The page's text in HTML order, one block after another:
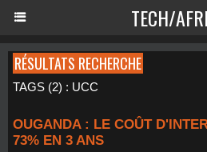
TECH/
RÉSULTATS RECHERCHE
TAGS (2) : UCC
OUGANDA : LE COÛT
73% EN 3 ANS